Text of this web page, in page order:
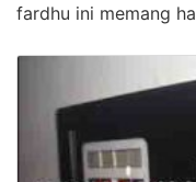
fardhu ini memang